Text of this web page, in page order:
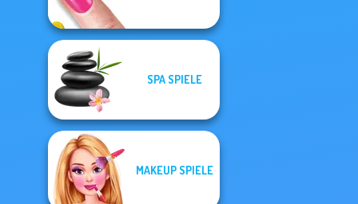
SPA SPIELE
MAKEUP SPIELE